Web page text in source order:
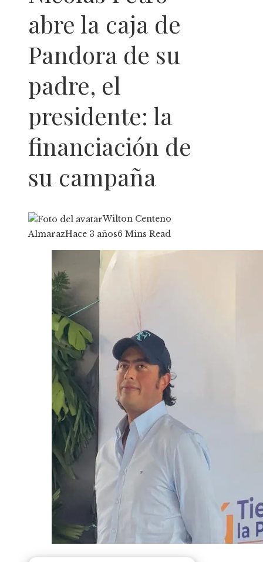
abre la caja de
Pandora de su
padre, el
presidente: la
financiación de
su campaña
Wilton Centeno
AlmarazHace 3 años6 Mins Read